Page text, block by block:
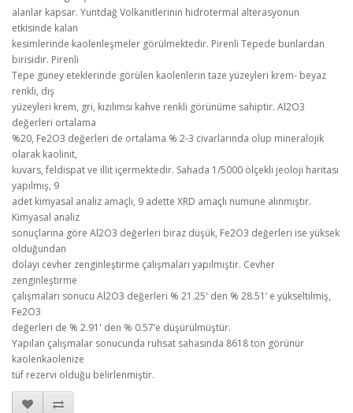
alanlar kapsar. Yuntdağ Volkanitlerinin hidrotermal alterasyonun
etkisinde kalan
kesimlerinde kaolenleşmeler görülmektedir. Pirenli Tepede bunlardan
birisidir. Pirenli
Tepe güney eteklerinde görülen kaolenlerin taze yüzeyleri krem- beyaz
renkli, dış
yüzeyleri krem, gri, kızılımsı kahve renkli görünüme sahiptir. Al2O3
değerleri ortalama
%20, Fe2O3 değerleri de ortalama % 2-3 civarlarında olup mineralojik
olarak kaolinit,
kuvars, feldispat ve illit içermektedir. Sahada 1/5000 ölçekli jeoloji haritası
yapılmış, 9
adet kimyasal analiz amaçlı, 9 adette XRD amaçlı numune alınmıştır.
Kimyasal analiz
sonuçlarına göre Al2O3 değerleri biraz düşük, Fe2O3 değerleri ise yüksek
olduğundan
dolayı cevher zenginleştirme çalışmaları yapılmıştır. Cevher
zenginleştirme
çalışmaları sonucu Al2O3 değerleri % 21.25' den % 28.51’ e yükseltilmiş,
Fe2O3
değerleri de % 2.91' den % 0.57’e düşürülmüştür.
Yapılan çalışmalar sonucunda ruhsat sahasında 8618 ton görünür
kaolenkaolenize
tüf rezervi olduğu belirlenmiştir.